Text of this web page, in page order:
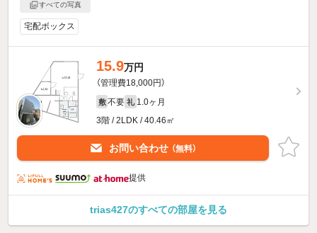
すべての写真
宅配ボックス
15.9万円
（管理費18,000円）
敷 不要 礼 1.0ヶ月
3階 / 2LDK / 40.46㎡
お問い合わせ （無料）
提供
trias427のすべての部屋を見る